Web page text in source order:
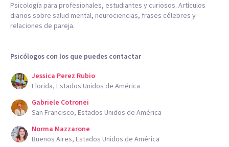
Psicología para profesionales, estudiantes y curiosos. Artículos
diarios sobre salud mental, neurociencias, frases célebres y
relaciones de pareja.
Psicólogos con los que puedes contactar
Jessica Perez Rubio
Florida, Estados Unidos de América
Gabriele Cotronei
San Francisco, Estados Unidos de América
Norma Mazzarone
Buenos Aires, Estados Unidos de América